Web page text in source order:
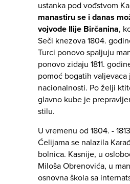
ustanka pod vođstvom
manastiru se i danas
vojvode Ilije Birčanina,
Seči knezova 1804.
Turci ponovo spaljuju
ponovo zidaju 1811.
pomoć bogatih valjevaca
nacionalnosti. Po želji
glavno kube je
stilu.
U vremenu od 1804. -
Ćelijama se nalazila
bolnica. Kasnije, u
Miloša Obrenovića, u
osnovna škola sa